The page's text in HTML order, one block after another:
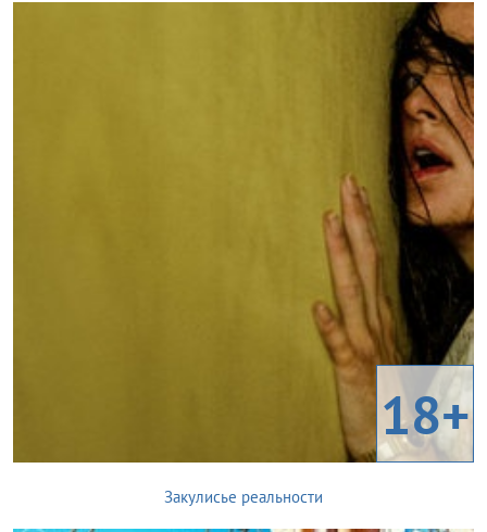
18+
Закулисье реальности